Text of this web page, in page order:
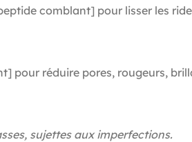
comblant] pour lisser les
pour réduire pores, rougeurs,
sujettes aux imperfections.